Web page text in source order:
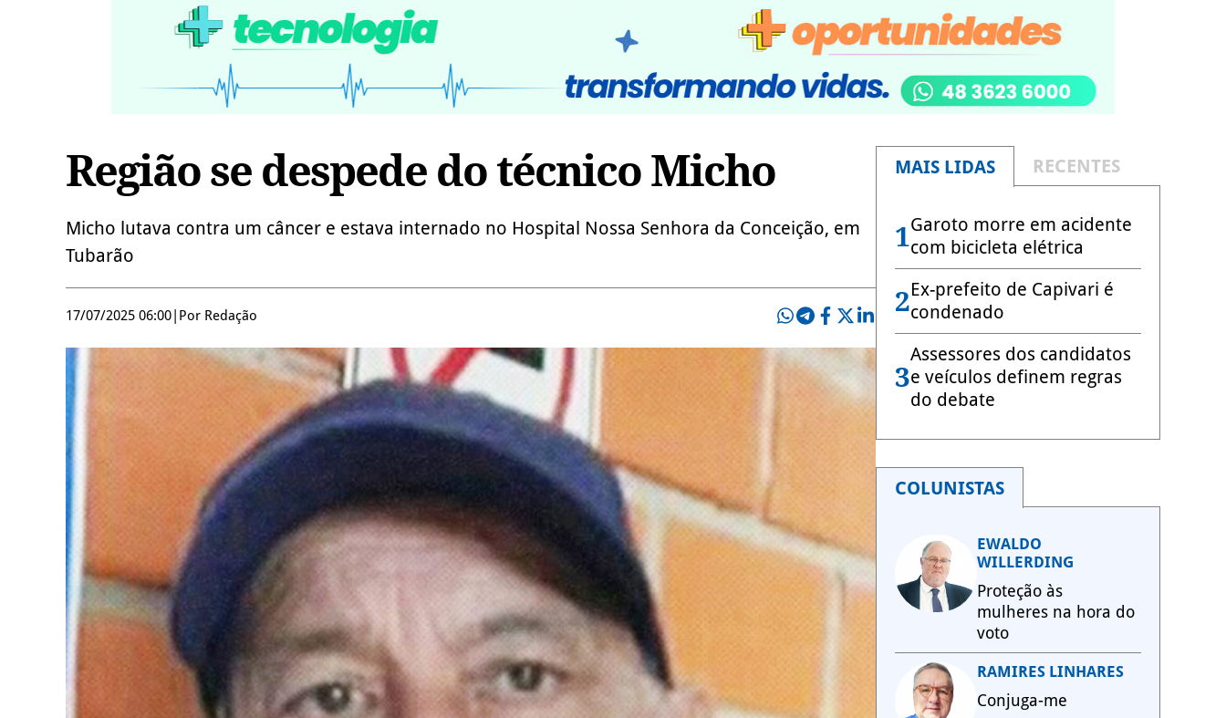
Região se despede do técnico Micho
Micho lutava contra um câncer e estava internado no Hospital Nossa Senhora da Conceição, em
Tubarão
17/07/2025 06:00 Por Redação
MAIS LIDAS RECENTES
1Garoto morre em acidente
com bicicleta elétrica
2Ex-prefeito de Capivari é
condenado
3
Assessores dos candidatos
e veículos definem regras
do debate
COLUNISTAS
EWALDO
WILLERDING
Proteção às
mulheres na hora do
voto
RAMIRES LINHARES
Conjuga-me